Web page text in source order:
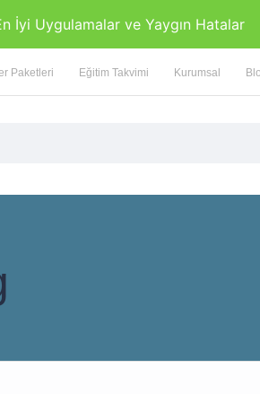
İyi Uygulamalar ve Yaygın Hatalar
Paketleri Eğitim Takvimi Kurumsal